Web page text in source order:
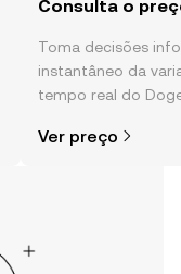
Consulta o
Toma decisões
instantâneo da
tempo real do
mais.
Ver preço